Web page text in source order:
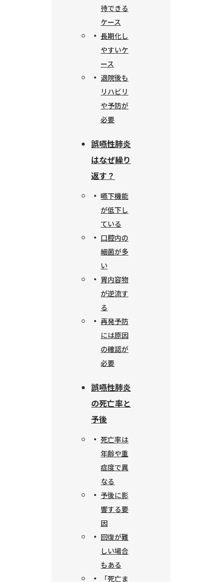
待できる
ケース
長期化し
やすいケ
ース
退院後も
リハビリ
や予防が
必要
誤嚥性肺炎
はなぜ繰り
返す？
嚥下機能
が低下し
ている
口腔内の
細菌が多
い
胃内容物
が逆流す
る
再発予防
には原因
の確認が
必要
誤嚥性肺炎
の死亡率と
予後
死亡率は
年齢や重
症度で異
なる
予後に影
響する要
因
回復が難
しい場合
もある
「死亡ま